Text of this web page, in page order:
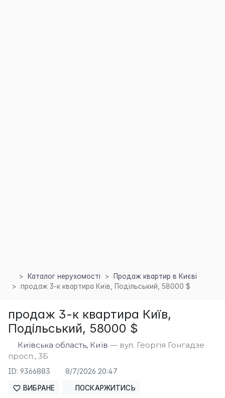
Каталог нерухомості
Продаж квартир в Києві
продаж 3-к квартира Київ, Подільський, 58000 $
продаж 3-к квартира Київ,
Подільський, 58000 $
Київська область, Київ — вул. Георгія Гонгадзе
просп., 3Б
ID: 9366883 8/7/2026 20:47
ВИБРАНЕ ПОСКАРЖИТИСЬ